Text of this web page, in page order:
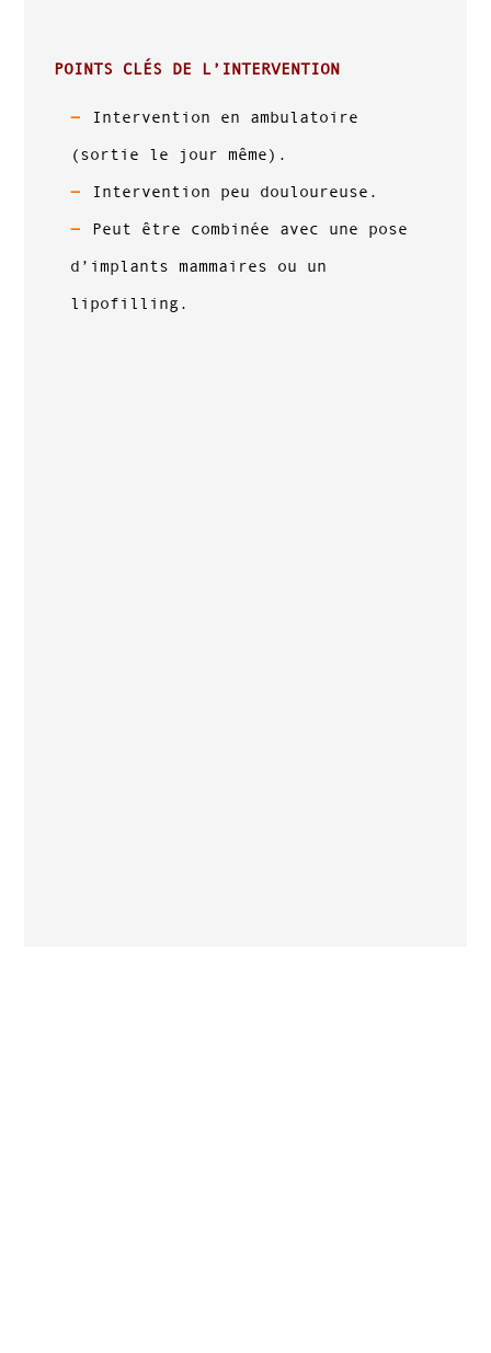
POINTS CLÉS DE L’INTERVENTION
Intervention en ambulatoire
(sortie le jour même).
Intervention peu douloureuse.
Peut être combinée avec une pose
d’implants mammaires ou un
lipofilling.